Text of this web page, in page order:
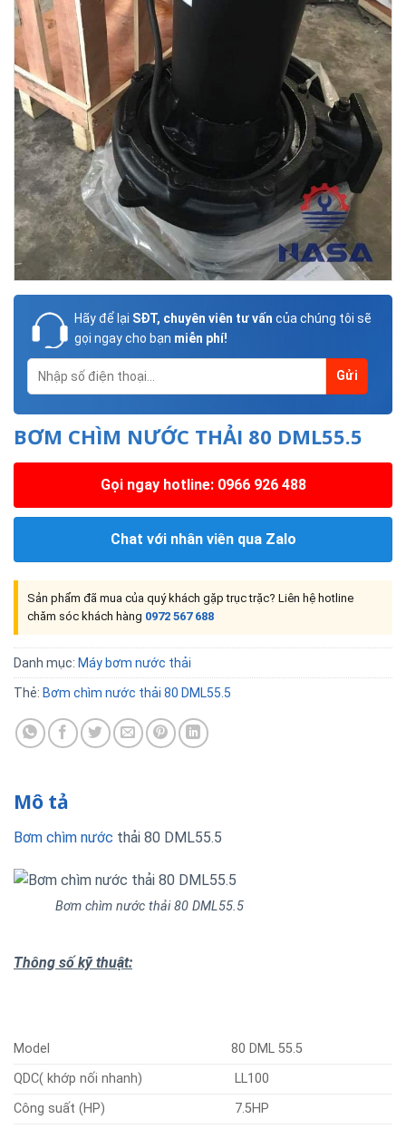
Hãy để lại SĐT, chuyên viên tư vấn của chúng tôi sẽ
gọi ngay cho bạn miễn phí!
BƠM CHÌM NƯỚC THẢI 80 DML55.5
Gọi ngay hotline: 0966 926 488
Chat với nhân viên qua Zalo
Sản phẩm đã mua của quý khách gặp trục trặc? Liên hệ hotline
chăm sóc khách hàng 0972 567 688
Danh mục: Máy bơm nước thải
Thẻ: Bơm chìm nước thải 80 DML55.5
Mô tả
Bơm chìm nước thải 80 DML55.5
Bơm chìm nước thải 80 DML55.5
Thông số kỹ thuật:
Model
80 DML 55.5
QDC( khớp nối nhanh)
LL100
Công suất (HP)
7.5HP